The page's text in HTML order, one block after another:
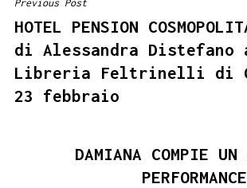
NAVIGAZIONE
ARTICOLI
Previous Post
HOTEL PENSION
di Alessandra Distefano
Libreria Feltrinelli di
23 febbraio
DAMIANA COMPIE UN